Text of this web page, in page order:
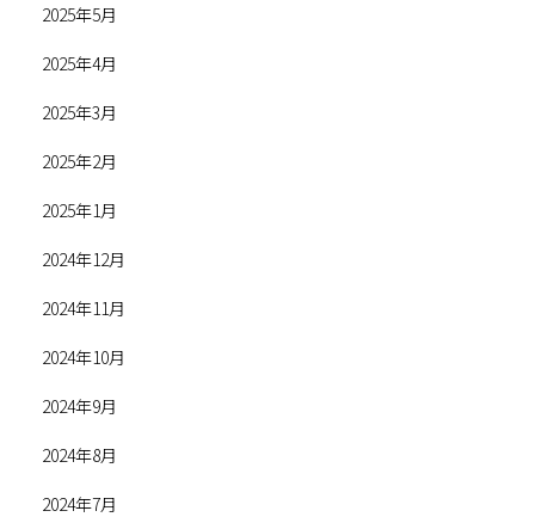
2025年5月
2025年4月
2025年3月
2025年2月
2025年1月
2024年12月
2024年11月
2024年10月
2024年9月
2024年8月
2024年7月